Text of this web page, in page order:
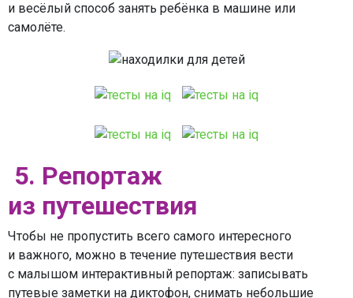
и весёлый способ занять ребёнка в машине или
самолёте.
5. Репортаж
из путешествия
Чтобы не пропустить всего самого интересного
и важного, можно в течение путешествия вести
с малышом интерактивный репортаж: записывать
путевые заметки на диктофон, снимать небольшие